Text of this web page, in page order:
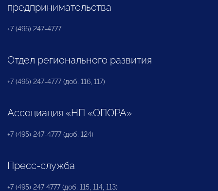
предпринимательства
+7 (495) 247-4777
Отдел регионального развития
+7 (495) 247-4777 (доб. 116, 117)
Ассоциация «НП «ОПОРА»
+7 (495) 247-4777 (доб. 124)
Пресс-служба
+7 (495) 247 4777 (доб. 115, 114, 113)